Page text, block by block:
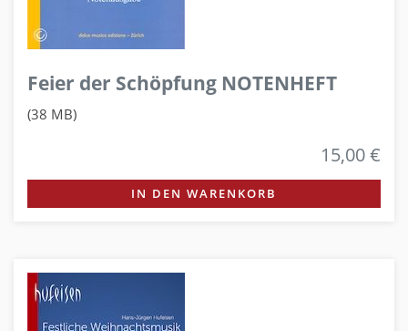
Feier der Schöpfung NOTENHEFT
(38 MB)
15,00 €
IN DEN WARENKORB